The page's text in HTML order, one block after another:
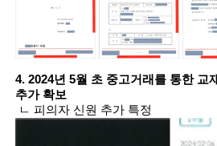
4. 2024년 5월 초 중고거래를 통한 교
추가 확보
ㄴ 피의자 신원 추가 특정